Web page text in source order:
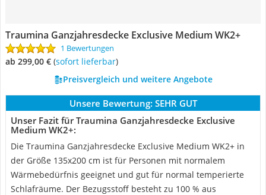
Traumina Ganzjahresdecke Exclusive Medium WK2+
1 Bewertungen
ab 299,00 € ( Sofort lieferbar)
Preisvergleich und weitere Angebote
Unsere Bewertung: SEHR GUT
Unser Fazit für Traumina Ganzjahresdecke Exclusive
Medium WK2+:
Die Traumina Ganzjahresdecke Exclusive Medium WK2+ in
der Größe 135x200 cm ist für Personen mit normalem
Wärmebedürfnis geeignet und gut für normal temperierte
Schlafräume. Der Bezugsstoff besteht zu 100 % aus